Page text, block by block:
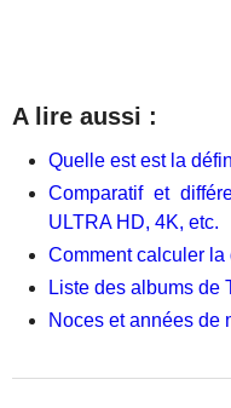
A lire aussi :
Quelle est est la
Comparatif et
ULTRA HD, 4K, etc.
Comment calculer
Liste des albums de
Noces et années de